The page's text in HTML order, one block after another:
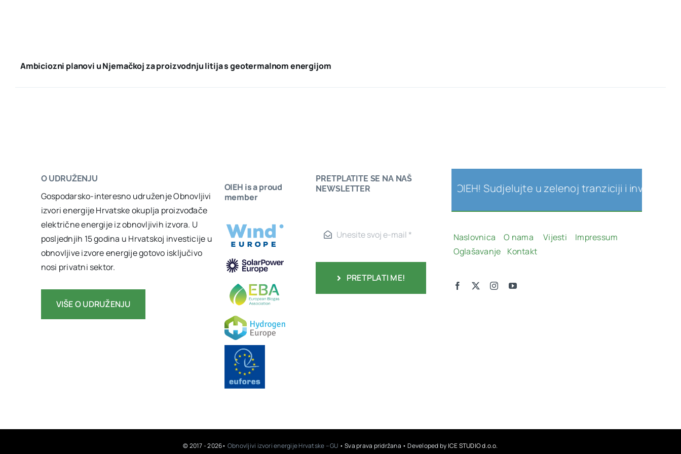
Ambiciozni planovi u Njemačkoj za proizvodnju litija s geotermalnom energijom
O UDRUŽENJU
Gospodarsko-interesno udruženje Obnovljivi
izvori energije Hrvatske okuplja proizvođače
električne energije iz obnovljivih izvora. U
posljednjih 15 godina u Hrvatskoj investicije u
obnovljive izvore energije gotovo isključivo
nosi privatni sektor.
VIŠE O UDRUŽENJU
OIEH is a proud
member
PRETPLATITE SE NA NAŠ
NEWSLETTER
PRETPLATI ME!
Saznajte kako postati član Udruženja OIEH! Sudjelujte u zelenoj tranziciji i
Naslovnica O nama Vijesti
Impressum
Oglašavanje
Kontakt
© 2017 - 2026• Obnovljivi izvori energije Hrvatske – GU • Sva prava pridržana • Developed by ICE STUDIO d.o.o.